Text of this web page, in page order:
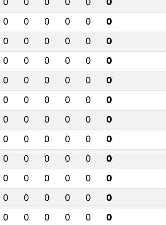
0 0 0 0 0
0
0 0 0 0 0
0
0 0 0 0 0
0
0 0 0 0 0
0
0 0 0 0 0
0
0 0 0 0 0
0
0 0 0 0 0
0
0 0 0 0 0
0
0 0 0 0 0
0
0 0 0 0 0
0
0 0 0 0 0 0